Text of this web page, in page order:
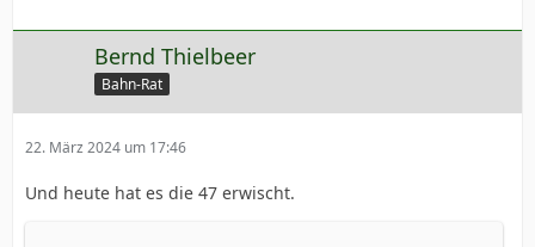
Bernd Thielbeer
Bahn-Rat
22. März 2024 um 17:46
Und heute hat es die 47 erwischt.